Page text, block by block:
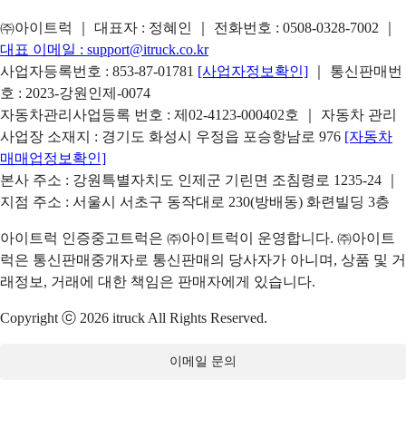
㈜아이트럭 ｜ 대표자 : 정혜인 ｜ 전화번호 : 0508-0328-7002
대표 이메일 : support@itruck.co.kr
사업자등록번호 : 853-87-01781 [사업자정보확인]
｜ 통신판매번
호 : 2023-강원인제-0074
자동차관리사업등록 번호 : 제02-4123-000402호 ｜ 자동차 관리
사업장 소재지 : 경기도 화성시 우정읍 포승항남로 976 [자동차
매매업정보확인]
본사 주소 : 강원특별자치도 인제군 기린면 조침령로 1235-24 ｜
지점 주소 : 서울시 서초구 동작대로 230(방배동) 화련빌딩 3층
아이트럭 인증중고트럭은 ㈜아이트럭이 운영합니다. ㈜아이트
럭은 통신판매중개자로 통신판매의 당사자가 아니며, 상품 및 거
래정보, 거래에 대한 책임은 판매자에게 있습니다.
Copyright ⓒ 2026 itruck All Rights Reserved.
이메일 문의